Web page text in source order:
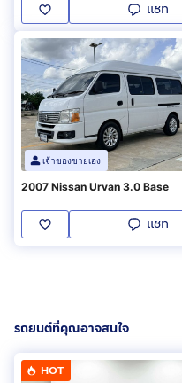
แชท
เจ้าของขายเอง
2007 Nissan Urvan 3.0 Base
แชท
รถยนต์ที่คุณอาจสนใจ
HOT